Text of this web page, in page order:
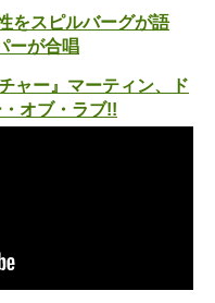
をスピルバーグが語
ーが合唱
ャー』マーティン、ド
オブ・ラブ!!